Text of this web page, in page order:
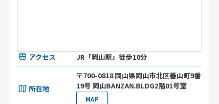
アクセス JR「岡山駅」徒歩10分
所在地
〒700-0818 岡山県岡山市北区蕃山町9番
19号 岡山BANZAN.BLDG2階01号室
MAP